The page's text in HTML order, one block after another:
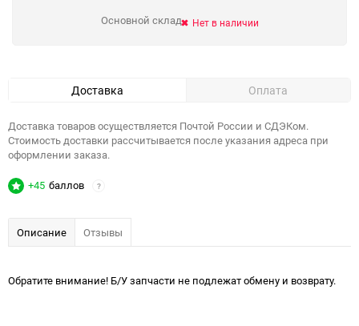
Основной склад Нет в наличии
Доставка Оплата
Доставка товаров осуществляется Почтой России и СДЭКом.
Стоимость доставки рассчитывается после указания адреса при
оформлении заказа.
+45 баллов ?
Описание Отзывы
Обратите внимание! Б/У запчасти не подлежат обмену и возврату.